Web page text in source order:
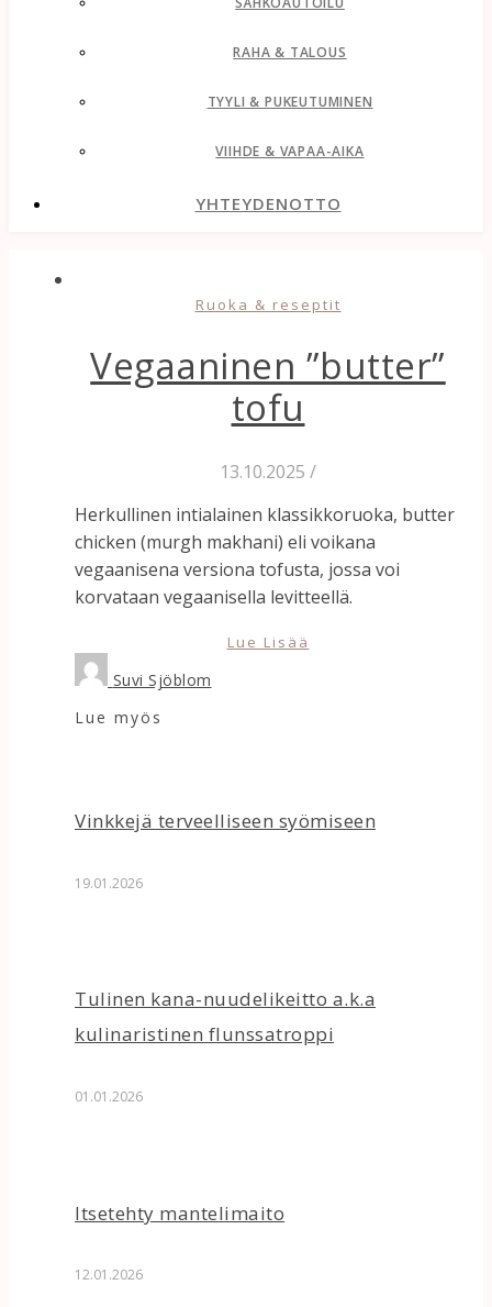
RAHA & TALOUS
TYYLI & PUKEUTUMINEN
VIIHDE & VAPAA-AIKA
YHTEYDENOTTO
Ruoka & reseptit
Vegaaninen ”butter”
tofu
13.10.2025 /
Herkullinen intialainen klassikkoruoka, butter
chicken (murgh makhani) eli voikana
vegaanisena versiona tofusta, jossa voi
korvataan vegaanisella levitteellä.
Lue Lisää
Suvi Sjöblom
Lue myös
Vinkkejä terveelliseen syömiseen
19.01.2026
Tulinen kana-nuudelikeitto a.k.a
kulinaristinen flunssatroppi
01.01.2026
Itsetehty mantelimaito
12.01.2026